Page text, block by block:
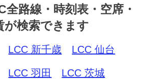
全路線・時刻表・空席・
が検索できます
LCC 新千歳 LCC 仙台
LCC 羽田 LCC 茨城